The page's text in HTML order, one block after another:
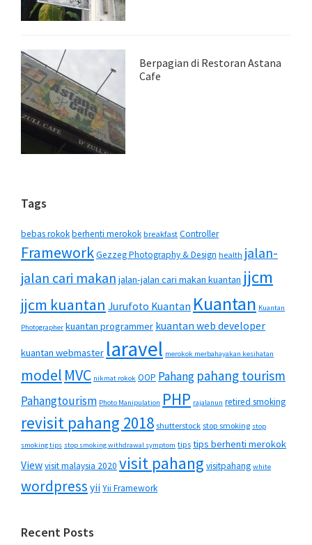
Berpagian di Restoran Astana
Cafe
Tags
bebas rokokberhenti merokok breakfast Controller
FrameworkGezzeg Photography & Design health jalan-
jalan cari makan jalan-jalan cari makan kuantan jjcm
jjcm kuantan Jurufoto Kuantan Kuantan Kuantan
Photographer kuantan programmer kuantan web developer
kuantan webmaster laravel merokok merbahayakan kesihatan
model MVC nikmat rokok OOP Pahang pahang tourism
Pahangtourism Photo Manipulation PHP rajalanun retired smoking
revisit pahang 2018 shutterstock stop smoking stop
smoking tips stop smoking withdrawal symptom tips tips berhenti merokok
Viewvisit malaysia 2020 visit pahang visitpahang white
wordpress yii Yii Framework
Recent Posts